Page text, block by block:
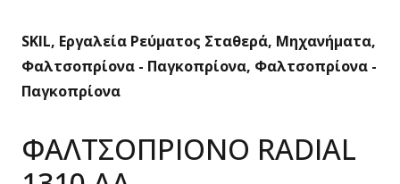
SKIL, Εργαλεία Ρεύματος Σταθερά, Μηχανήματα,
Φαλτσοπρίονα - Παγκοπρίονα, Φαλτσοπρίονα -
Παγκοπρίονα
ΦΑΛΤΣΟΠΡΙΟΝΟ RADIAL